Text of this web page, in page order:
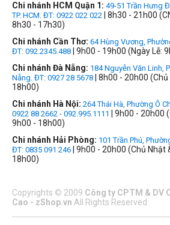
Chi nhánh HCM Quận 1: 49-51 Trần Hưng
TP. HCM. ĐT: 0922 022 022 | 8h30 - 21h00
8h30 - 17h30)
Chi nhánh Cần Thơ: 64 Hùng Vương,
ĐT: 092.2345.488 | 9h00 - 19h00 (Ngày Lễ:
Chi nhánh Đà Nẵng: 184 Nguyễn Văn Linh,
Nẵng. ĐT: 0927 28 5678 | 8h00 - 20h00
18h00)
Chi nhánh Hà Nội: 264 Thái Hà, Phường Ô
0922 88 2662 - 092.995.1111
| 9h00 - 20h00
9h00 - 18h00)
Chi nhánh Hải Phòng: 101 Trần Phú,
ĐT: 0835 091 246 | 9h00 - 20h00 (Chủ Nhật
18h00)
Copyrights © 2009 Công ty CPTM & DV
Cao - zShop.vn All Rights Reserved